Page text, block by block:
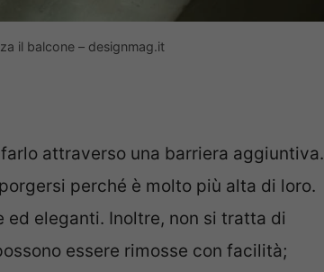
il balcone – designmag.it
attraverso una barriera aggiuntiva.
perché è molto più alta di loro.
eleganti. Inoltre, non si tratta di
essere rimosse con facilità;